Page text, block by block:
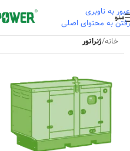
عبور به ناوبری
رفتن به محتوای اصلی
منو
خانه/ژنراتور